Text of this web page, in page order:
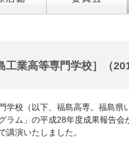
業高等専門学校］（
学校（以下、福島高専。福島県
ラム」の平成28年度成果報告会
講演いたしました。